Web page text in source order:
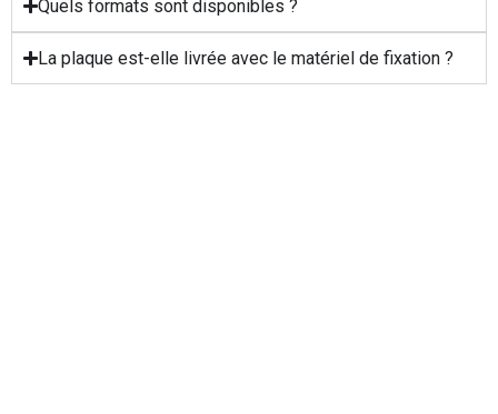
Quels formats sont disponibles ?
La plaque est-elle livrée avec le matériel de fixation ?